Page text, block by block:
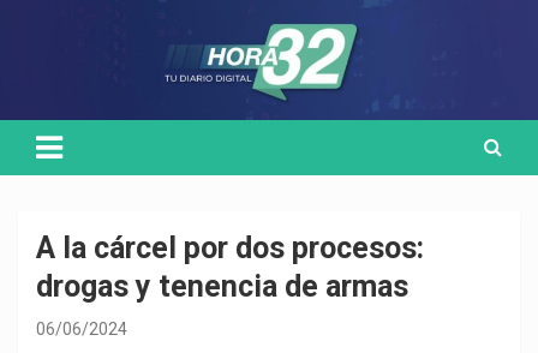
A la cárcel por dos procesos:
drogas y tenencia de armas
06/06/2024